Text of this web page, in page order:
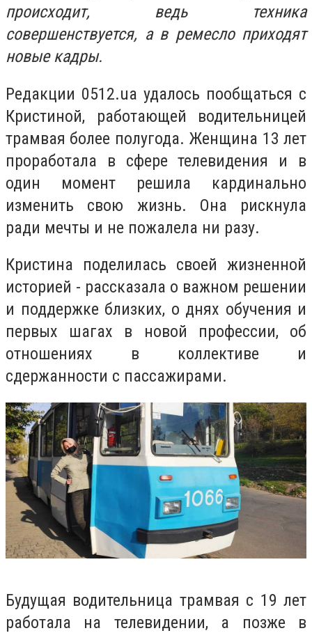
происходит, ведь техника
совершенствуется, а в ремесло приходят
новые кадры.
Редакции 0512.ua удалось пообщаться с
Кристиной, работающей водительницей
трамвая более полугода. Женщина 13 лет
проработала в сфере телевидения и в
один момент решила кардинально
изменить свою жизнь. Она рискнула
ради мечты и не пожалела ни разу.
Кристина поделилась своей жизненной
историей - рассказала о важном решении
и поддержке близких, о днях обучения и
первых шагах в новой профессии, об
отношениях в коллективе и
сдержанности с пассажирами.
Будущая водительница трамвая с 19 лет
работала на телевидении, а позже в